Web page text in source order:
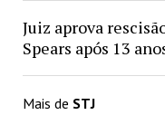
Juiz aprova
Spears após 13
Mais de STJ